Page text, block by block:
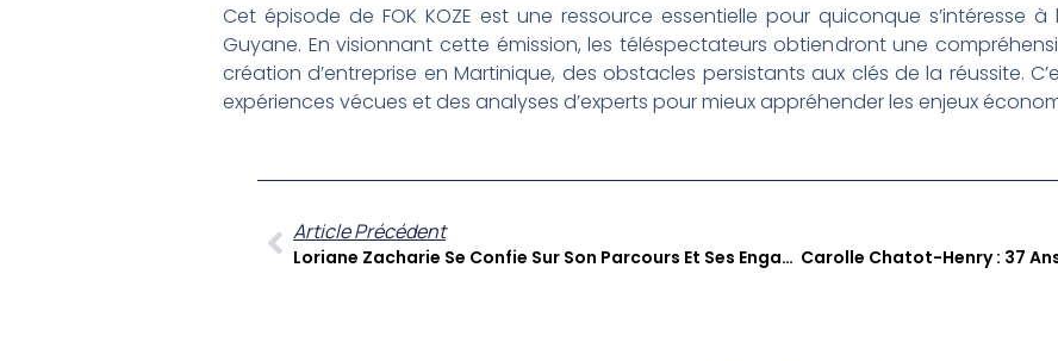
Cet épisode de FOK KOZE est une ressource essentielle pour quiconque s’intéresse à
Guyane. En visionnant cette émission, les téléspectateurs obtiendront une
création d’entreprise en Martinique, des obstacles persistants aux clés de la réussite.
expériences vécues et des analyses d’experts pour mieux appréhender les enjeux
Article Précédent
Loriane Zacharie Se Confie Sur Son Parcours Et Ses Engagements Dans Sé Zafè Nou